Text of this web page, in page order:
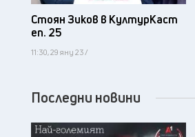
Стоян Зиков в КултурКаст
еп. 25
11:30, 29 яну 23 /
Последни новини